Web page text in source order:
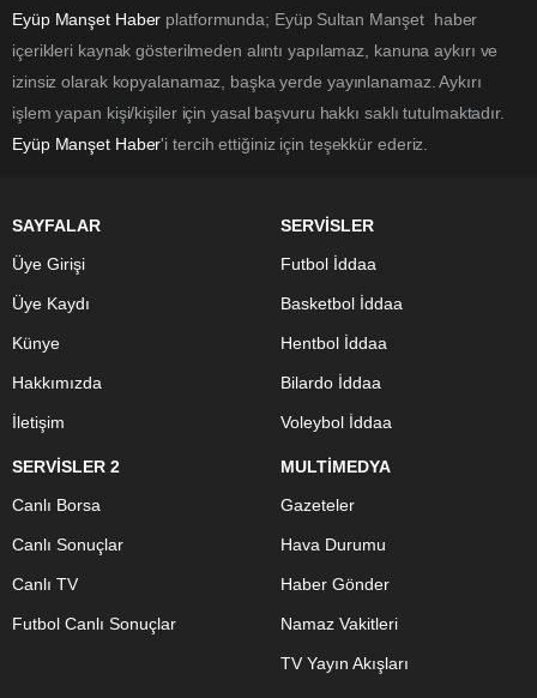
Eyüp Manşet Haber platformunda; Eyüp Sultan Manşet haber
içerikleri kaynak gösterilmeden alıntı yapılamaz, kanuna aykırı ve
izinsiz olarak kopyalanamaz, başka yerde yayınlanamaz. Aykırı
işlem yapan kişi/kişiler için yasal başvuru hakkı saklı tutulmaktadır.
Eyüp Manşet Haber'i tercih ettiğiniz için teşekkür ederiz.
SAYFALAR
Üye Girişi
Üye Kaydı
Künye
Hakkımızda
İletişim
SERVİSLER
Futbol İddaa
Basketbol İddaa
Hentbol İddaa
Bilardo İddaa
Voleybol İddaa
SERVİSLER 2
Canlı Borsa
Canlı Sonuçlar
Canlı TV
Futbol Canlı Sonuçlar
MULTİMEDYA
Gazeteler
Hava Durumu
Haber Gönder
Namaz Vakitleri
TV Yayın Akışları